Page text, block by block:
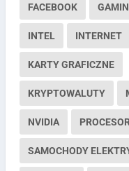
FACEBOOK
INTEL INTERNET
KARTY GRAFICZNE
KRYPTOWALUTY
NVIDIA
SAMOCHODY